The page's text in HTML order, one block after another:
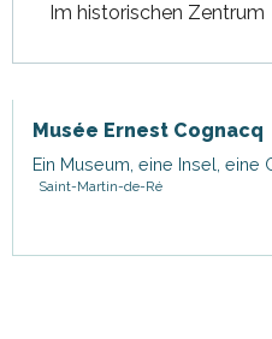
Im historischen Zentrum
Musée Ernest Cognacq
Ein Museum, eine Insel, eine
Saint-Martin-de-Ré